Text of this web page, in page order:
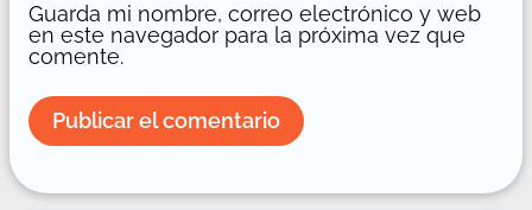
Guarda mi nombre, correo electrónico y web
en este navegador para la próxima vez que
comente.